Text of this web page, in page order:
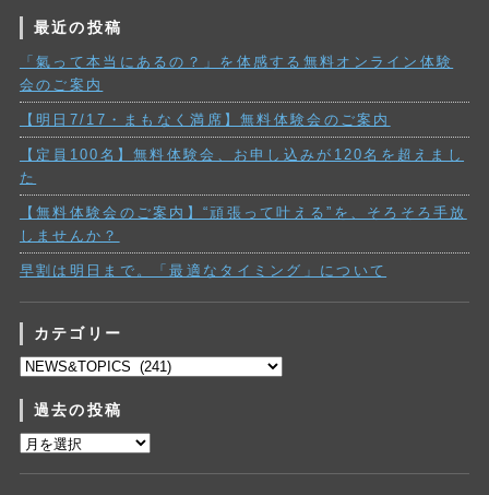
最近の投稿
「氣って本当にあるの？」を体感する無料オンライン体験
会のご案内
【明日7/17・まもなく満席】無料体験会のご案内
【定員100名】無料体験会、お申し込みが120名を超えまし
た
【無料体験会のご案内】“頑張って叶える”を、そろそろ手放
しませんか？
早割は明日まで。「最適なタイミング」について
カテゴリー
カ
ゴ
リ
ー
過去の投稿
過